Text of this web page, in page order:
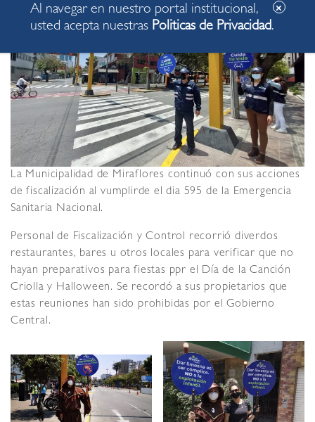
La Municipalidad de Miraflores continuó con sus acciones
de fiscalización al vumplirde el dia 595 de la Emergencia
Sanitaria Nacional.
Personal de Fiscalización y Control recorrió diverdos
restaurantes, bares u otros locales para verificar que no
hayan preparativos para fiestas ppr el Día de la Canción
Criolla y Halloween. Se recordó a sus propietarios que
estas reuniones han sido prohibidas por el Gobierno
Central.
Al navegar en nuestro portal institucional,
usted acepta nuestras Politicas de Privacidad.